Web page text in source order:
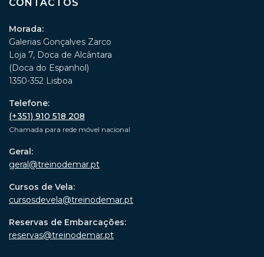
CONTACTOS
Morada:
Galerias Gonçalves Zarco
Loja 7, Doca de Alcântara
(Doca do Espanhol)
1350-352 Lisboa
Telefone:
(+351) 910 518 208
Chamada para rede móvel nacional
Geral:
geral@treinodemar.pt
Cursos de Vela:
cursosdevela@treinodemar.pt
Reservas de Embarcações:
reservas@treinodemar.pt